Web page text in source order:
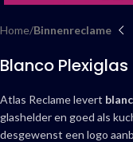
Home Binnenreclame
Blanco Plexiglas
Atlas Reclame levert
glashelder en goed als
desgewenst een logo